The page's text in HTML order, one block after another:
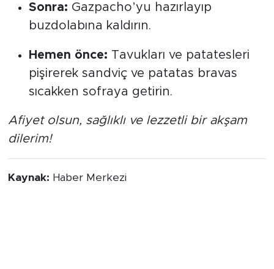
Sonra: Gazpacho’yu hazırlayıp
buzdolabına kaldırın.
Hemen önce: Tavukları ve patatesleri
pişirerek sandviç ve patatas bravas
sıcakken sofraya getirin.
Afiyet olsun, sağlıklı ve lezzetli bir akşam
dilerim!
Kaynak: Haber Merkezi